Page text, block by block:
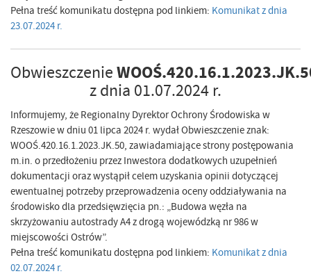
Pełna treść komunikatu dostępna pod linkiem: Komunikat z dnia
23.07.2024 r.
Obwieszczenie
z dnia 01.07.2024 r.
Informujemy, że Regionalny Dyrektor Ochrony Środowiska w
Rzeszowie w dniu 01 lipca 2024 r. wydał Obwieszczenie znak:
WOOŚ.420.16.1.2023.JK.50, zawiadamiające strony postępowania
m.in. o przedłożeniu przez Inwestora dodatkowych uzupełnień
dokumentacji oraz wystąpił celem uzyskania opinii dotyczącej
ewentualnej potrzeby przeprowadzenia oceny oddziaływania na
środowisko dla przedsięwzięcia pn.: „Budowa węzła na
skrzyżowaniu autostrady A4 z drogą wojewódzką nr 986 w
miejscowości Ostrów”.
Pełna treść komunikatu dostępna pod linkiem: Komunikat z dnia
02.07.2024 r.